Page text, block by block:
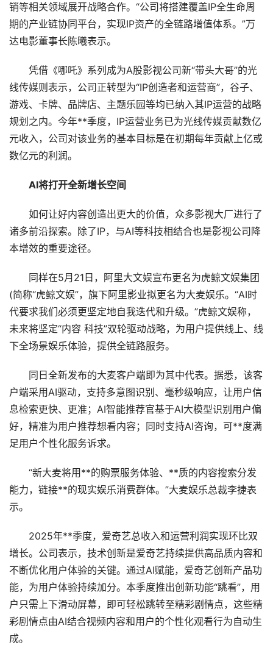
销等相关领域展开战略合作。“公司将搭建覆盖IP全生命周
期的产业链协同平台，实现IP资产的全链路增值体系。”万
达电影董事长陈曦表示。
凭借《哪吒》系列成为A股影视公司新“带头大哥”的光
线传媒则表示，公司正转型为“IP创造者和运营商”，谷子、
游戏、卡牌、品牌店、主题乐园等均已纳入其IP运营的战略
规划之内。今年**季度，IP运营业务已为光线传媒贡献数亿
元收入，公司对该业务的基本目标是在初期每年贡献上亿或
数亿元的利润。
AI将打开全新增长空间
如何让好内容创造出更大的价值，众多影视大厂进行了
诸多前沿探索。除了IP，与AI等科技相结合也是影视公司降
本增效的重要途径。
同样在5月21日，阿里大文娱宣布更名为虎鲸文娱集团
(简称“虎鲸文娱”，旗下阿里影业拟更名为大麦娱乐。“AI时
代要求我们必须更坚定地自我迭代和升级。”虎鲸文娱称，
未来将坚定“内容 科技”双轮驱动战略，为用户提供线上、线
下全场景娱乐体验，提供全链路服务。
同日全新发布的大麦客户端即为其中代表。据悉，该客
户端采用AI驱动，支持多意图识别、毫秒级响应，让用户信
息检索更快、更准；AI智能推荐官基于AI大模型识别用户偏
好，精准为用户推荐想看内容；同时支持AI咨询，可**度满
足用户个性化服务诉求。
“新大麦将用**的购票服务体验、**质的内容搜索分发
能力，链接**的现实娱乐消费群体。”大麦娱乐总裁李捷表
示。
2025年**季度，爱奇艺总收入和运营利润实现环比双
增长。公司表示，技术创新是爱奇艺持续提供高品质内容和
不断优化用户体验的关键。通过AI赋能，爱奇艺创新产品功
能，为用户体验持续加分。本季度推出创新功能“跳看”，用
户只需上下滑动屏幕，即可轻松跳转至精彩剧情点，这些精
彩剧情点由AI结合视频内容和用户的个性化观看行为自动生
成。